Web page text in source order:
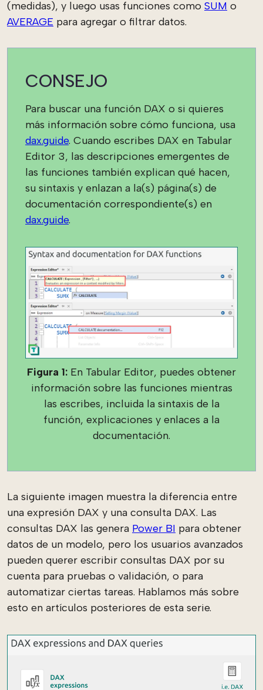
(medidas), y luego usas funciones como SUM o
AVERAGE para agregar o filtrar datos.
CONSEJO
Para buscar una función DAX o si quieres
más información sobre cómo funciona, usa
dax.guide. Cuando escribes DAX en Tabular
Editor 3, las descripciones emergentes de
las funciones también explican qué hacen,
su sintaxis y enlazan a la(s) página(s) de
documentación correspondiente(s) en
dax.guide.
Figura 1: En Tabular Editor, puedes obtener
información sobre las funciones mientras
las escribes, incluida la sintaxis de la
función, explicaciones y enlaces a la
documentación.
La siguiente imagen muestra la diferencia entre
una expresión DAX y una consulta DAX. Las
consultas DAX las genera Power BI para obtener
datos de un modelo, pero los usuarios avanzados
pueden querer escribir consultas DAX por su
cuenta para pruebas o validación, o para
automatizar ciertas tareas. Hablamos más sobre
esto en artículos posteriores de esta serie.